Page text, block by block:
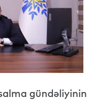
gündəliyinin